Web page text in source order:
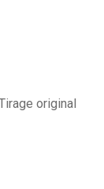
original